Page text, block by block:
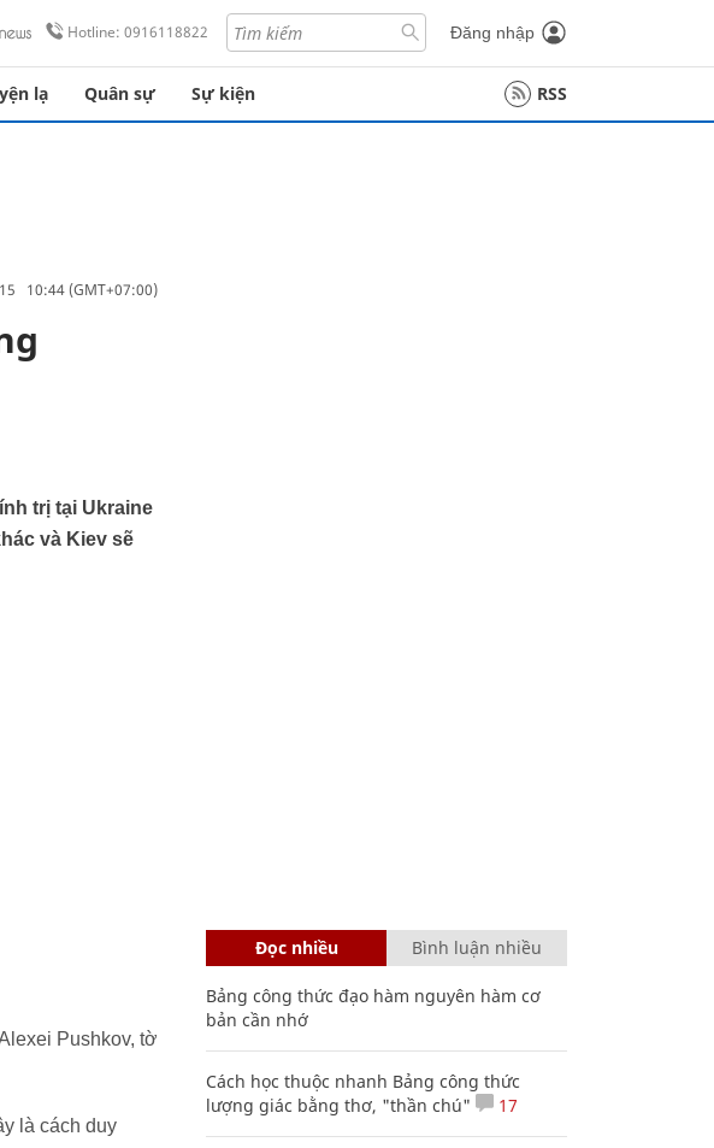
Hotline: 0916118822 Đăng nhập
lạ Quân sự Sự kiện RSS
10:44 (GMT+07:00)
trị tại Ukraine
và Kiev sẽ
Pushkov, tờ
là cách duy
Đọc nhiều Bình luận nhiều
Bảng công thức đạo hàm nguyên hàm cơ
bản cần nhớ
Cách học thuộc nhanh Bảng công thức
lượng giác bằng thơ, "thần chú"
17